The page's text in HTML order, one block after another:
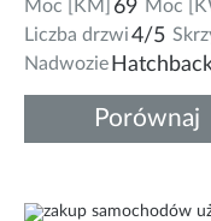
Moc [KM] 69 Moc
Liczba drzwi4/5
Nadwozie
Porównaj